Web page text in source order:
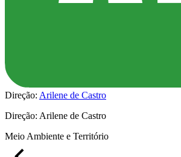
Direção: Arilene de Castro
Direção: Arilene de Castro
Meio Ambiente e Território